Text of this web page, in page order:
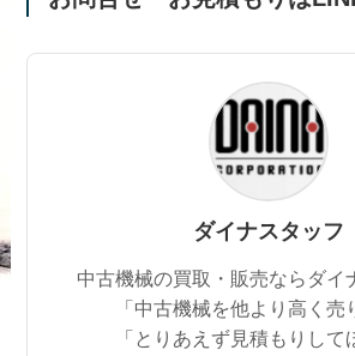
ダイナスタッフ
中古機械の買取・販売ならダイ
「中古機械を他より高く売
「とりあえず見積もりして